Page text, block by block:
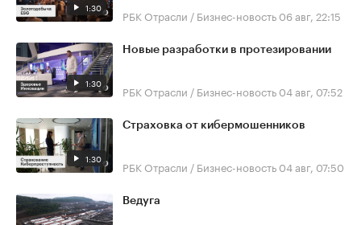
1:30 РБК Отрасли / Бизнес-новость 06 авг, 22:15
1:30
Новые разработки в протезировании
РБК Отрасли / Бизнес-новость 04 авг, 07:52
1:30
Страховка от кибермошенников
РБК Отрасли / Бизнес-новость 04 авг, 07:50
Ведуга